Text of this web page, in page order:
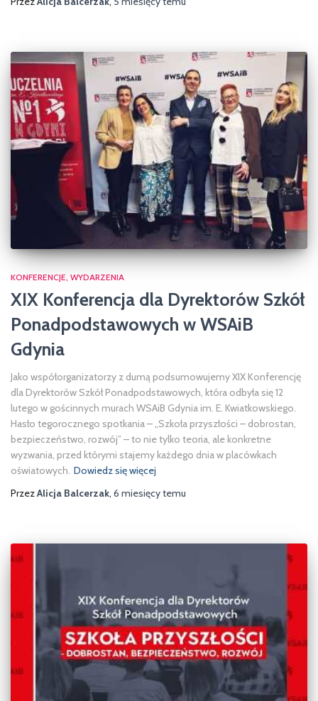
KONFERENCJE WYDARZENIA
XIX Konferencja dla Dyrektorów Szkół
Ponadpodstawowych w WSAiB
Gdynia
Jako współorganizatorzy z dumą podsumowujemy XIX Konferencję
dla Dyrektorów Szkół Ponadpodstawowych, która odbyła się 12
lutego w gościnnych murach WSAiB Gdynia im. E. Kwiatkowskiego.
Hasło tegorocznego spotkania – „Szkoła przyszłości – dobrostan,
bezpieczeństwo, rozwój” – to nie tylko teoria, ale konkretne
wyzwania, przed którymi stajemy każdego dnia w placówkach
oświatowych. Dowiedz się więcej
PrzezAlicja Balcerzak, 6 miesięcytemu